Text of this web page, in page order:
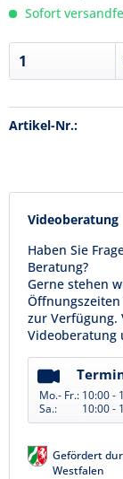
Sofort
Artikel-Nr.:
Videoberatung
Haben Sie
Beratung?
Gerne stehen
zur Verfügung.
Videoberatung
Mo.- Fr.: 10:00 -
Sa.:
10:00 -
Gefördert
Westfalen